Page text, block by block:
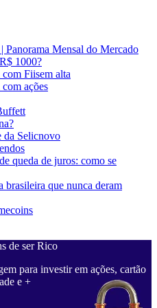
Panorama Mensal do Mercado
1000?
com Fiisem alta
ações
da Selicnovo
queda de juros: como se
brasileira que nunca deram
de ser Rico
para investir em ações, cartão
e +